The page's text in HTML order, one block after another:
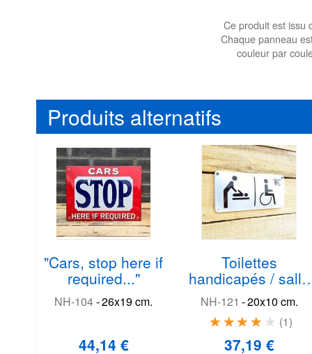
Ce produit est issu
Chaque panneau
couleur par
Produits alternatifs
"Cars, stop here if
required..."
NH-104-26x19 cm.
44,14 €
Toilettes
handicapés / salle
de changement de
couches
NH-121 -20x10 cm.
1
37,19 €